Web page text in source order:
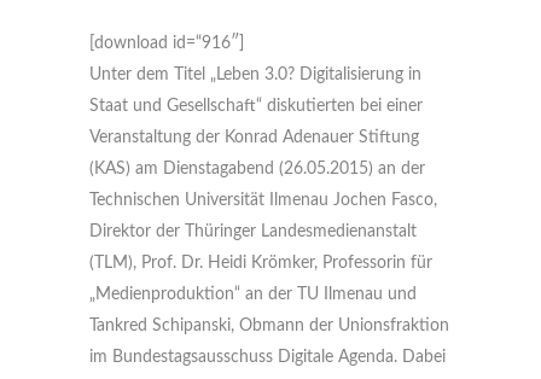
[download id=“916″]
Unter dem Titel „Leben 3.0? Digitalisierung in
Staat und Gesellschaft“ diskutierten bei einer
Veranstaltung der Konrad Adenauer Stiftung
(KAS) am Dienstagabend (26.05.2015) an der
Technischen Universität Ilmenau Jochen Fasco,
Direktor der Thüringer Landesmedienanstalt
(TLM), Prof. Dr. Heidi Krömker, Professorin für
„Medienproduktion“ an der TU Ilmenau und
Tankred Schipanski, Obmann der Unionsfraktion
im Bundestagsausschuss Digitale Agenda. Dabei